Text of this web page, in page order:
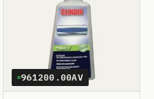
961200.00AV